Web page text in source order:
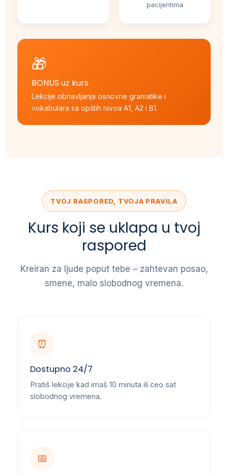
pacijentima
🎁
BONUS uz kurs
Lekcije obnavljanja osnovne gramatike i
vokabulara sa opštih nivoa A1, A2 i B1.
TVOJ RASPORED, TVOJA PRAVILA
Kurs koji se uklapa u tvoj
raspored
Kreiran za ljude poput tebe – zahtevan posao,
smene, malo slobodnog vremena.
⏰
Dostupno 24/7
Pratiš lekcije kad imaš 10 minuta ili ceo sat
slobodnog vremena.
📅